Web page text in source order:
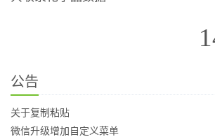
公告
关于复制粘贴
微信升级增加自定义菜单